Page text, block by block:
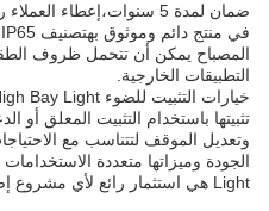
ضمان لمدة 5 سنوات،إعطاء
المصباح يمكن أن تتحمل ظروف
التطبيقات الخارجية.
تثبيتها باستخدام التثبيت المعلق
وتعديل الموقف لتتناسب مع
Light هي استثمار رائع لأي مشروع إضاءة LED الصناعي.